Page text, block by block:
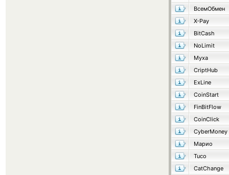
ВсемОбмен
X-Pay
BitCash
NoLimit
Муха
CriptHub
ExLine
CoinStart
FinBitFlow
CoinClick
CyberMoney
Марио
Tuco
CatChange